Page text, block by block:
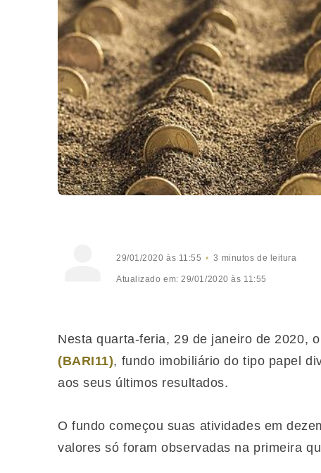
29/01/2020 às 11:55 3 minutos de leitura
Atualizado em: 29/01/2020 às 11:55
Nesta quarta-feria, 29 de janeiro de 2020, o
(BARI11), fundo imobiliário do tipo papel
aos seus últimos resultados.
O fundo começou suas atividades em
valores só foram observadas na primeira